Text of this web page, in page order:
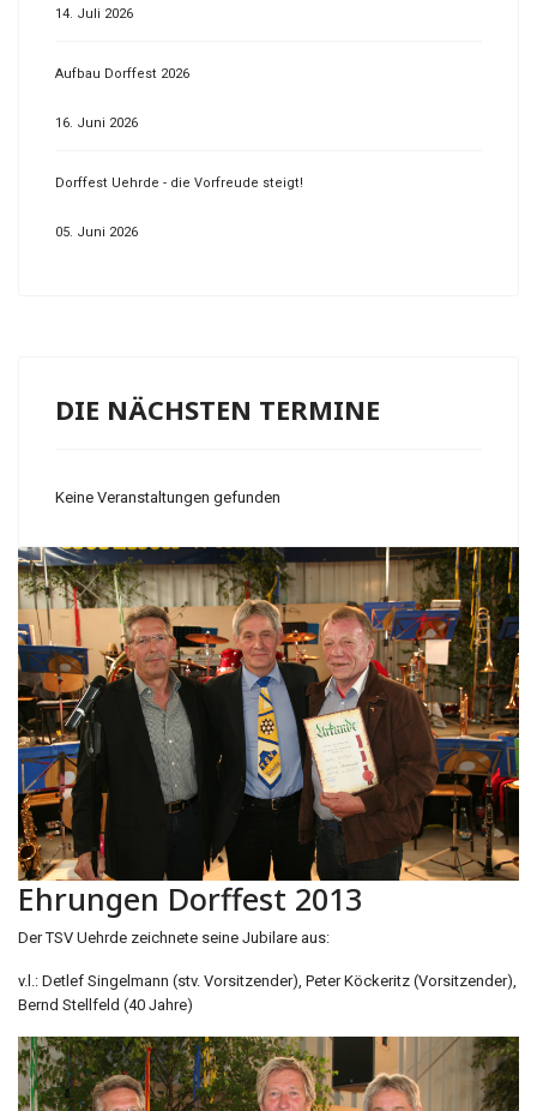
14. Juli 2026
Aufbau Dorffest 2026
16. Juni 2026
Dorffest Uehrde - die Vorfreude steigt!
05. Juni 2026
DIE NÄCHSTEN TERMINE
Keine Veranstaltungen gefunden
Ehrungen Dorffest 2013
Der TSV Uehrde zeichnete seine Jubilare aus:
v.l.: Detlef Singelmann (stv. Vorsitzender), Peter Köckeritz (Vorsitzender),
Bernd Stellfeld (40 Jahre)